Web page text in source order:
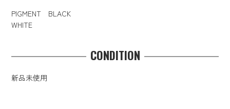
PIGMENT BLACK
WHITE
CONDITION
新品未使用